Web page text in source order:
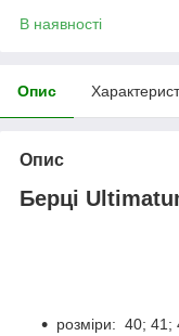
В наявності
Опис
Опис
Берці
розміри: 40; 41;